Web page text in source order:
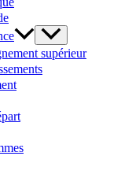
supérieur